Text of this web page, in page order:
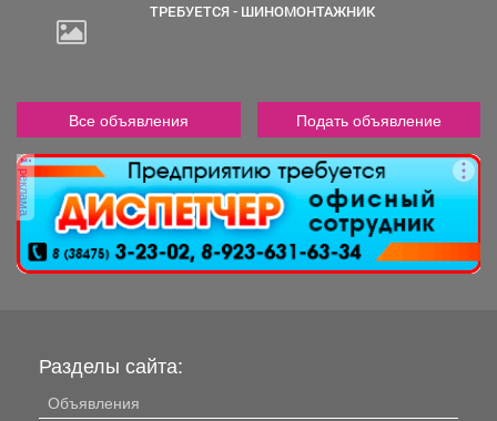
ТРЕБУЕТСЯ - ШИНОМОНТАЖНИК
Все объявления Подать объявление
реклама
Разделы сайта:
Объявления